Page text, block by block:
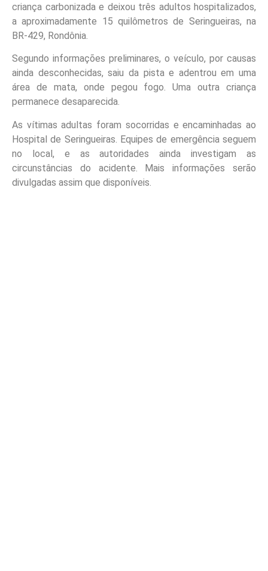
criança carbonizada e deixou três adultos hospitalizados,
a aproximadamente 15 quilômetros de Seringueiras, na
BR-429, Rondônia.
Segundo informações preliminares, o veículo, por causas
ainda desconhecidas, saiu da pista e adentrou em uma
área de mata, onde pegou fogo. Uma outra criança
permanece desaparecida.
As vítimas adultas foram socorridas e encaminhadas ao
Hospital de Seringueiras. Equipes de emergência seguem
no local, e as autoridades ainda investigam as
circunstâncias do acidente. Mais informações serão
divulgadas assim que disponíveis.